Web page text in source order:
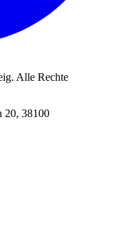
Alle Rechte
20, 38100